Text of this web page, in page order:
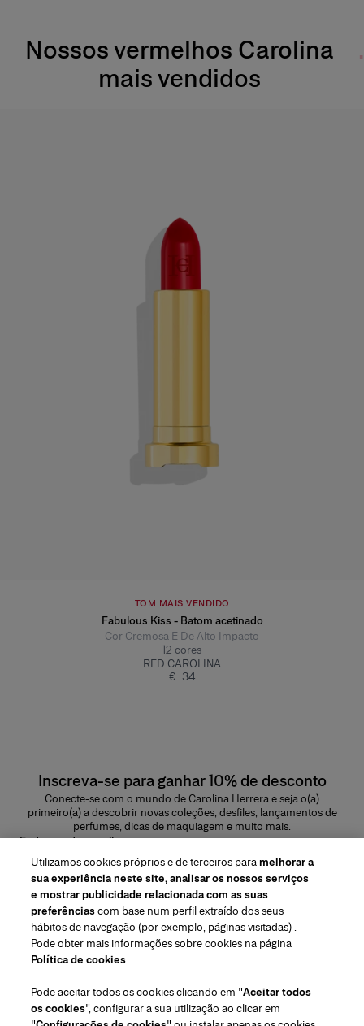
Nossos vermelhos Carolina
mais vendidos
TOM MAIS VENDIDO
Fabulous Kiss - Batom acetinado
Cor Cremosa E De Alto Impacto
12 cores
RED CAROLINA
€ 34
Inscreva-se para ganhar 10% de desconto
Conecte-se com o mundo de Carolina Herrera e seja o(a)
primeiro(a) a descobrir novas coleções, desfiles, lançamentos de
perfumes, dicas de maquiagem e muito mais.
Endereço de e-mail
ENVIAR
Região/Idioma
Atendimiento ao cliente
Encontrar uma loja Fale conosco
Utilizamos cookies próprios e de terceiros paramelhorar a
sua experiência neste site, analisar os nossos serviços
e mostrar publicidade relacionada com as suas
preferênciascom base num perfil extraído dos seus
hábitos de navegação (por exemplo, páginas visitadas) .
Pode obter mais informações sobre cookies na página
Política de cookies.
Pode aceitar todos os cookies clicando em "Aceitar todos
os cookies", configurar a sua utilização ao clicar em